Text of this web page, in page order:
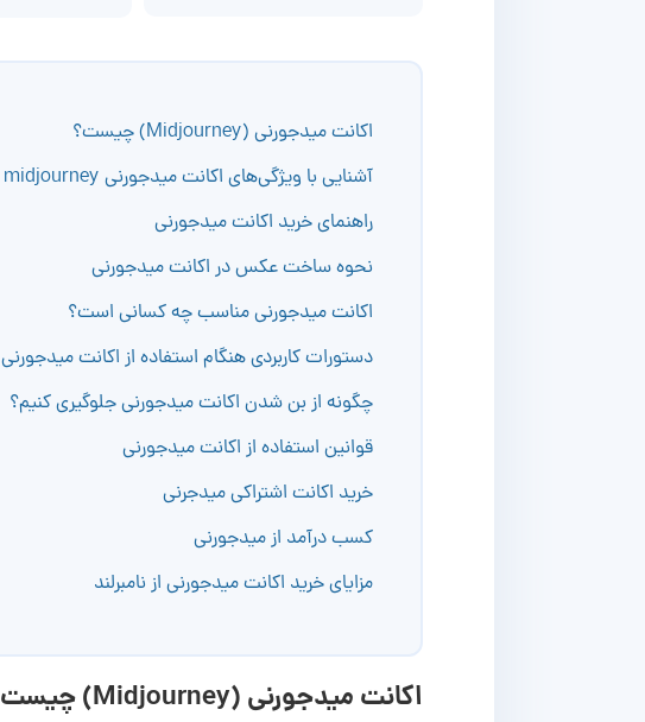
اکانت میدجورنی (Midjourney) چیست؟
آشنایی با ویژگی‌های اکانت میدجورنی midjourney
راهنمای خرید اکانت میدجورنی
نحوه ساخت عکس در اکانت میدجورنی
اکانت میدجورنی مناسب چه کسانی است؟
دستورات کاربردی هنگام استفاده از اکانت میدجورنی
چگونه از بن شدن اکانت میدجورنی جلوگیری کنیم؟
قوانین استفاده از اکانت میدجورنی
خرید اکانت اشتراکی میدجرنی
کسب درآمد از میدجورنی
مزایای خرید اکانت میدجورنی از نامبرلند
اکانت میدجورنی (Midjourney) چیست؟